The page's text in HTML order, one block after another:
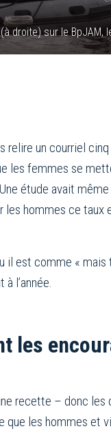
droite) sur le BpJAM,
relire un courriel
les femmes se
étude avait
hommes ce taux
il est comme « mais
l’année.
les
recette – donc les
que les hommes et